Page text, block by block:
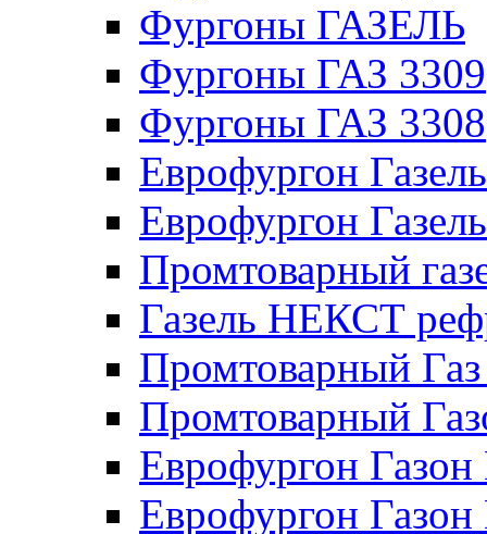
Фургоны ГАЗЕЛЬ
Фургоны ГАЗ 3309
Фургоны ГАЗ 3308
Еврофургон
Еврофургон
Промтоварный
Газель НЕКСТ
Промтоварный
Промтоварный
Еврофургон
Еврофургон